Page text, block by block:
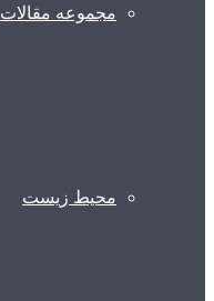
مجموعه مقالات
محیط زیست